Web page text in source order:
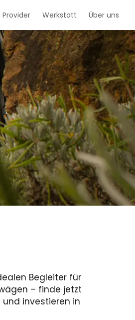
Werkstatt Über uns
Begleiter für
– finde jetzt
investieren in